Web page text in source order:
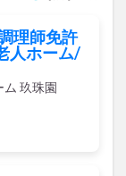
理師免許
人ホーム/
玖珠園